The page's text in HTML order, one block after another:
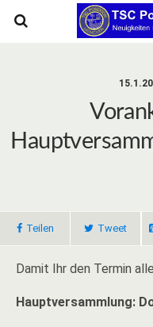
Teilen Tweet
Damit Ihr den Termin
Hauptversammlung: